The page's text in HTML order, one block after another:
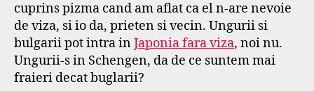
cuprins pizma cand am aflat ca el n-are nevoie
de viza, si io da, prieten si vecin. Ungurii si
bulgarii pot intra inJaponia fara viza, noi nu.
Ungurii-s in Schengen, da de ce suntem mai
fraieri decat buglarii?